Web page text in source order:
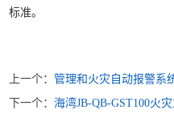
标准。
上一个：管理和火灾自动报警系
下一个：海湾JB-QB-GST100火